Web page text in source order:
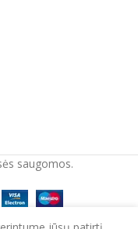
saugomos.